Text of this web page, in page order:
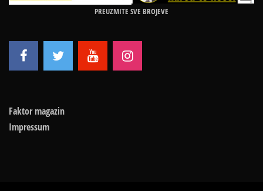
PREUZMITE SVE BROJEVE
Faktor magazin
Impressum